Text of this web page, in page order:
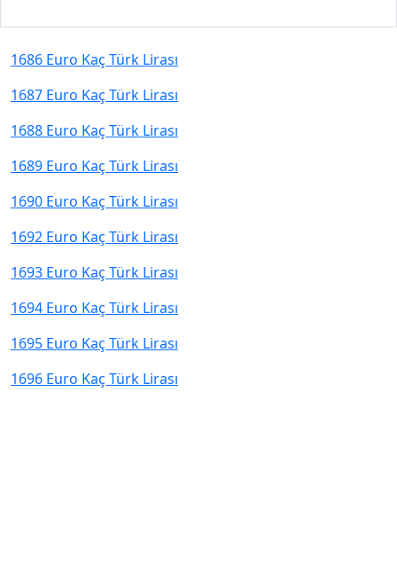
1686 Euro Kaç Türk Lirası
1687 Euro Kaç Türk Lirası
1688 Euro Kaç Türk Lirası
1689 Euro Kaç Türk Lirası
1690 Euro Kaç Türk Lirası
1692 Euro Kaç Türk Lirası
1693 Euro Kaç Türk Lirası
1694 Euro Kaç Türk Lirası
1695 Euro Kaç Türk Lirası
1696 Euro Kaç Türk Lirası